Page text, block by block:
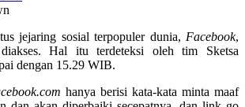
jejaring sosial terpopuler dunia, Facebook,
Hal itu terdeteksi oleh tim Sketsa
dengan 15.29 WIB.
hanya berisi kata-kata minta maaf